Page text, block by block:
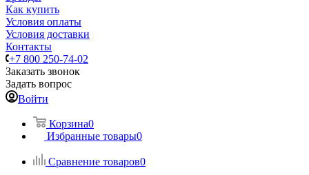
Как купить
Условия оплаты
Условия доставки
Контакты
+7 800 250-74-02
Заказать звонок
Задать вопрос
Войти
Корзина0
Избранные товары0
Сравнение товаров0